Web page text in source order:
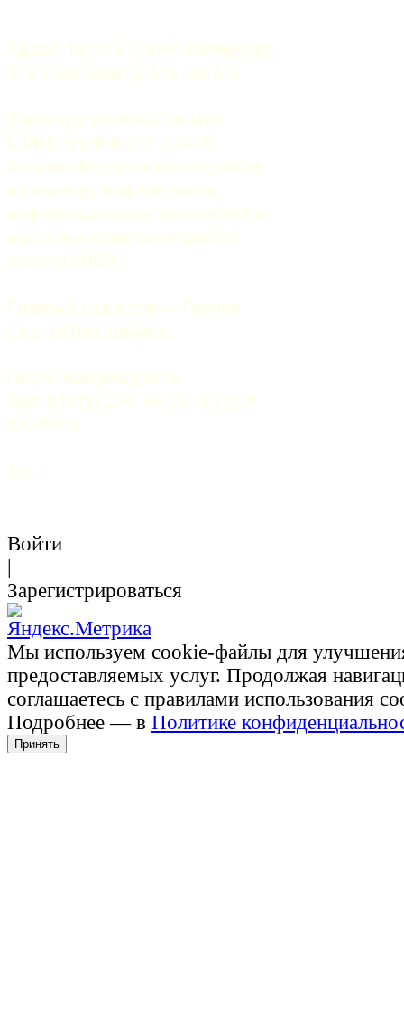
Адрес: 191015, Санкт-Петербург,
9-я Советская, д.4-6, оф.415
Регистрационный номер
СМИ: Эл №ФС77-37070.
Выдано Федеральной службой
по надзору в сфере связи,
информационных технологий и
массовых коммуникаций 06
августа 2009 г.
Главный редактор — Грачев
Сергей Викторович.
Почта: mail@5uglov.ru
Тел. 8 (812) 274-35-25 (c 12.00
до 18.00)
12+
Войти
|
Зарегистрироваться
Мы используем cookie-файлы для
предоставляемых услуг. Продолжая
соглашаетесь с правилами использования
Подробнее — в Политике
Принять